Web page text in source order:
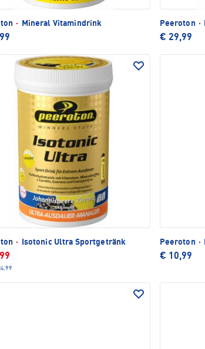
· Mineral Vitamindrink Peeroton ·
€ 29,99
· Isotonic Ultra Sportgetränk Peeroton ·
€ 10,99